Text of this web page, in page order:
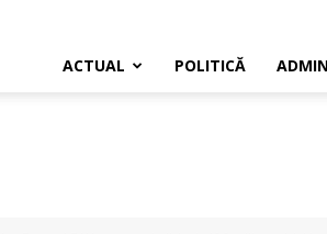
ACTUAL POLITICĂ